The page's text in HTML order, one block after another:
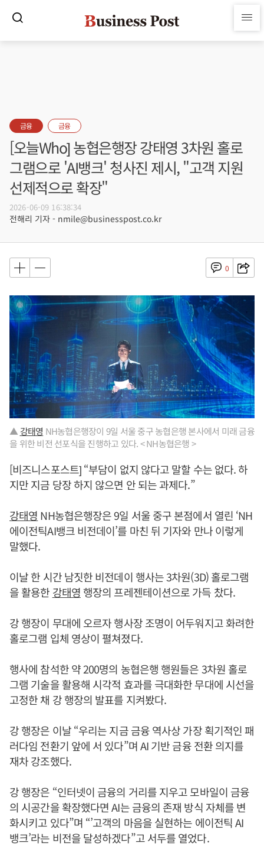
금융 금융
[오늘Who] 농협은행장 강태영 3차원 홀로
그램으로 'AI뱅크' 청사진 제시, "고객 지원
선제적으로 확장"
2026-06-09 16:38:34
전해리 기자 - nmile@businesspost.co.kr
0
▲ 강태영 NH농협은행장이 9일 서울 중구 농협은행 본사에서 미래 금융
을 위한 비전 선포식을 진행하고 있다. < NH농협은행 >
[비즈니스포스트] “부담이 없지 않다고 말할 수는 없다. 하
지만 지금 당장 하지 않으면 안 되는 과제다.”
강태영 NH농협은행장은 9일 서울 중구 본점에서 열린 ‘NH
에이전틱AI뱅크 비전데이’를 마친 뒤 기자와 만나 이렇게
말했다.
이날 한 시간 남짓한 비전데이 행사는 3차원(3D) 홀로그램
을 활용한 강태영행장의 프레젠테이션으로 가득 찼다.
강 행장이 무대에 오르자 행사장 조명이 어두워지고 화려한
홀로그램 입체 영상이 펼쳐졌다.
행사에 참석한 약 200명의 농협은행 행원들은 3차원 홀로
그램 기술을 활용해 시각적 효과를 극대화한 무대에 시선을
고정한 채 강 행장의 발표를 지켜봤다.
강 행장은 이날 “우리는 지금 금융 역사상 가장 획기적인 패
러다임 전환기 앞에 서 있다”며 AI 기반 금융 전환 의지를
재차 강조했다.
강 행장은 “인터넷이 금융의 거리를 지우고 모바일이 금융
의 시공간을 확장했다면 AI는 금융의 존재 방식 자체를 변
화시키고 있다”며 “’고객의 마음을 실현하는 에이전틱 AI
뱅크’라는 비전을 달성하겠다”고 서두를 열었다.